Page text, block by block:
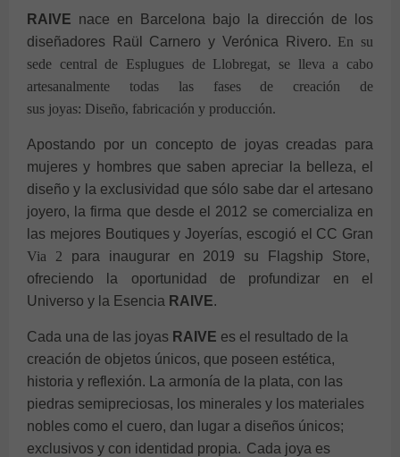
RAIVE nace en Barcelona bajo la dirección de los
diseñadores Raül Carnero y Verónica Rivero. En su
sede central de Esplugues de Llobregat, se lleva a cabo
artesanalmente todas las fases de creación de
sus joyas: Diseño, fabricación y producción.
Apostando por un concepto de joyas creadas para
mujeres y hombres que saben apreciar la belleza, el
diseño y la exclusividad que sólo sabe dar el artesano
joyero, la firma que desde el 2012 se comercializa en
las mejores Boutiques y Joyerías, escogió el CC Gran
Via 2 para inaugurar en 2019 su Flagship Store,
ofreciendo la oportunidad de profundizar en el
Universo y la Esencia RAIVE.
Cada una de las joyas RAIVE es el resultado de la
creación de objetos únicos, que poseen estética,
historia y reflexión. La armonía de la plata, con las
piedras semipreciosas, los minerales y los materiales
nobles como el cuero, dan lugar a diseños únicos;
exclusivos y con identidad propia. Cada joya es